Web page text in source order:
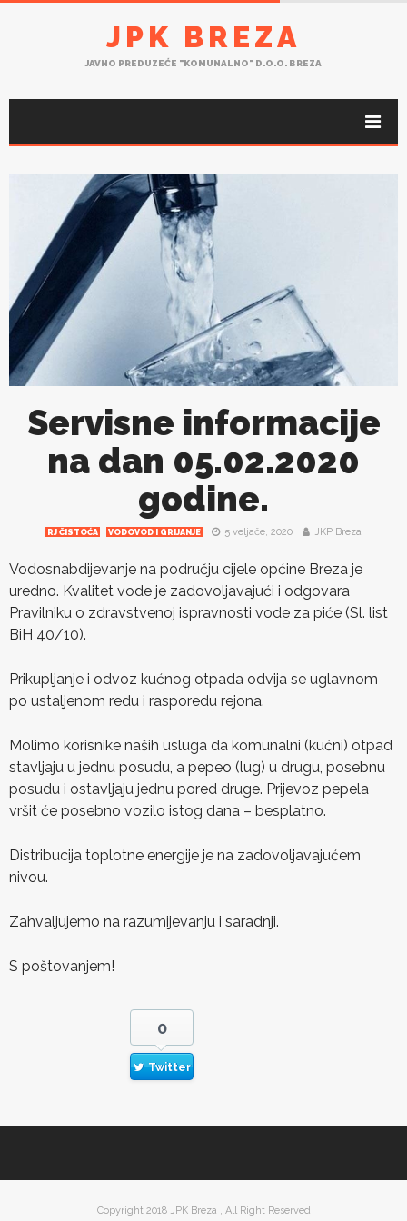
JPK BREZA
JAVNO PREDUZEĆE "KOMUNALNO" D.O.O. BREZA
Servisne informacije
na dan 05.02.2020
godine.
RJ ČISTOĆA VODOVOD I GRIJANJE 5 veljače, 2020 JKP Breza
Vodosnabdijevanje na području cijele općine Breza je
uredno. Kvalitet vode je zadovoljavajući i odgovara
Pravilniku o zdravstvenoj ispravnosti vode za piće (Sl. list
BiH 40/10).
Prikupljanje i odvoz kućnog otpada odvija se uglavnom
po ustaljenom redu i rasporedu rejona.
Molimo korisnike naših usluga da komunalni (kućni) otpad
stavljaju u jednu posudu, a pepeo (lug) u drugu, posebnu
posudu i ostavljaju jednu pored druge. Prijevoz pepela
vršit će posebno vozilo istog dana – besplatno.
Distribucija toplotne energije je na zadovoljavajućem
nivou.
Zahvaljujemo na razumijevanju i saradnji.
S poštovanjem!
0
Twitter
Copyright 2018 JPK Breza , All Right Reserved